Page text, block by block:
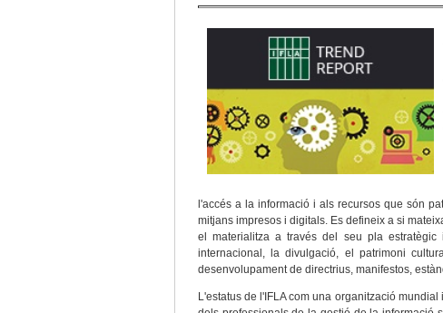
l'accés a la informació i als recursos que són
mitjans impresos i digitals. Es defineix a si
el materialitza a través del seu pla
internacional, la divulgació, el patrimoni
desenvolupament de directrius, manifestos,
L'estatus de l'IFLA com una organització